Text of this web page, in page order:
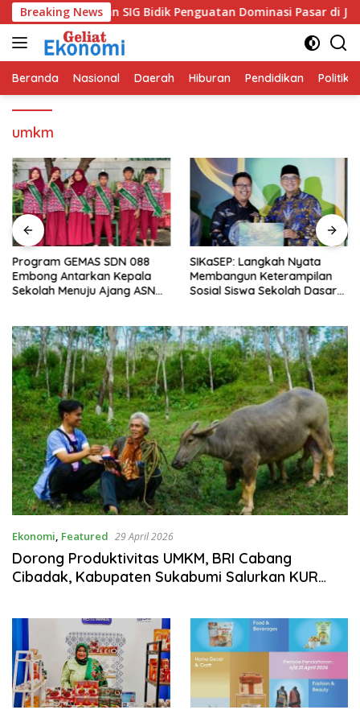
Langsung
ke
konten
Breaking News
Bangkit dan SIG Bidik Penguatan Dominasi Pasar di Jawa
Beranda Nasional Daerah Hiburan Pendidikan Politik
umkm
Program GEMAS SDN 088
Embong Antarkan Kepala
Sekolah Menuju Ajang ASN
SIKaSEP: Langkah Nyata
Membangun Keterampilan
Sosial Siswa Sekolah Dasar
Ekonomi, Featured 29 April 2026
Dorong Produktivitas UMKM, BRI Cabang
Cibadak, Kabupaten Sukabumi Salurkan KUR